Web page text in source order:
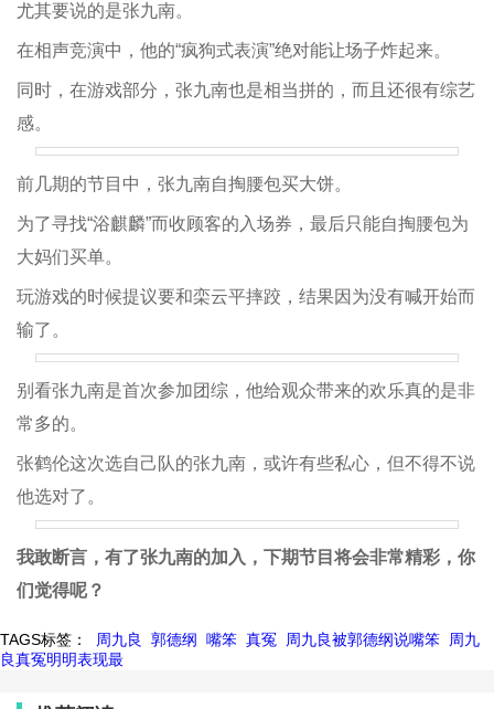
尤其要说的是张九南。
在相声竞演中，他的“疯狗式表演”绝对能让场子炸起来。
同时，在游戏部分，张九南也是相当拼的，而且还很有综艺
感。
前几期的节目中，张九南自掏腰包买大饼。
为了寻找“浴麒麟”而收顾客的入场券，最后只能自掏腰包为
大妈们买单。
玩游戏的时候提议要和栾云平摔跤，结果因为没有喊开始而
输了。
别看张九南是首次参加团综，他给观众带来的欢乐真的是非
常多的。
张鹤伦这次选自己队的张九南，或许有些私心，但不得不说
他选对了。
我敢断言，有了张九南的加入，下期节目将会非常精彩，你
们觉得呢？
TAGS标签： 周九良 郭德纲 嘴笨 真冤 周九良被郭德纲说嘴笨
周九
良真冤明明表现最